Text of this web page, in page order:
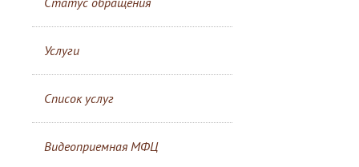
Услуги
Список услуг
Видеоприемная МФЦ